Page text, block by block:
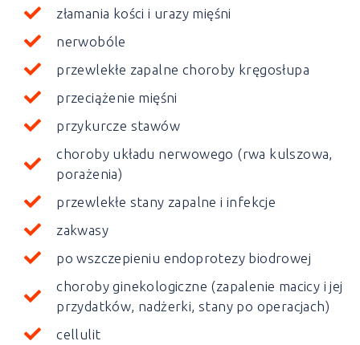
złamania kości i urazy mięśni
nerwobóle
przewlekłe zapalne choroby kręgosłupa
przeciążenie mięśni
przykurcze stawów
choroby układu nerwowego (rwa kulszowa,
porażenia)
przewlekłe stany zapalne i infekcje
zakwasy
po wszczepieniu endoprotezy biodrowej
choroby ginekologiczne (zapalenie macicy i jej
przydatków, nadżerki, stany po operacjach)
cellulit